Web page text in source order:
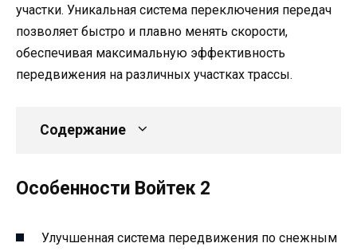
участки. Уникальная система переключения передач
позволяет быстро и плавно менять скорости,
обеспечивая максимальную эффективность
передвижения на различных участках трассы.
Содержание
Особенности Войтек 2
Улучшенная система передвижения по снежным